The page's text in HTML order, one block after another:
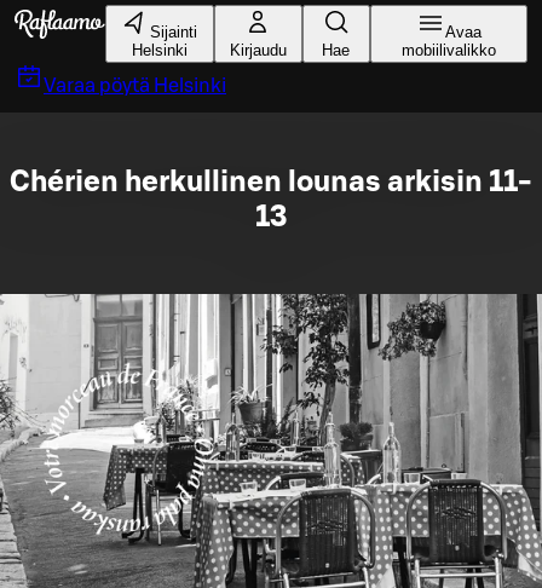
Siirry pääsisältöön
Sijainti
Helsinki
Kirjaudu Hae
Avaa
mobiilivalikko
Varaa pöytä Helsinki
Chérien herkullinen lounas arkisin 11-
13